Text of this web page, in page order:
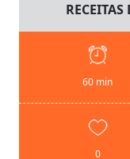
60 min
0